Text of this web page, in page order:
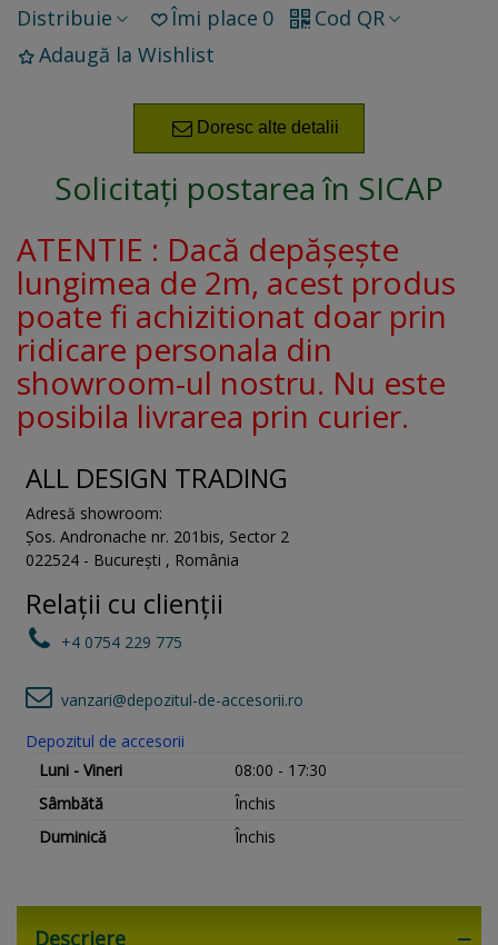
Distribuie
Îmi place 0
Cod QR
Adaugă la Wishlist
Doresc alte detalii
Solicitați postarea în SICAP
ATENTIE : Dacă depășește
lungimea de 2m, acest produs
poate fi achizitionat doar prin
ridicare personala din
showroom-ul nostru. Nu este
posibila livrarea prin curier.
ALL DESIGN TRADING
Adresă showroom:
Șos. Andronache nr. 201bis, Sector 2
022524 - București , România
Relații cu clienții
+4 0754 229 775
vanzari@depozitul-de-accesorii.ro
Depozitul de accesorii
Luni - Vineri
08:00 - 17:30
Sâmbătă
Închis
Duminică
Închis
Descriere